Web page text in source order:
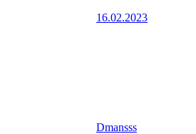
16.02.2023
Dmansss